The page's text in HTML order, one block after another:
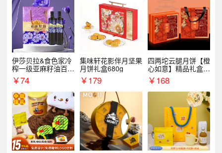
伊莎贝拉&食色家冷
榨一级亚麻籽油百紫
千红500ml*2礼盒
￥74
集味轩花影伴月坚果
月饼礼盒680g
￥179
四两坨云腿月饼【橙
心如意】精品礼盒4
50g/盒
￥168